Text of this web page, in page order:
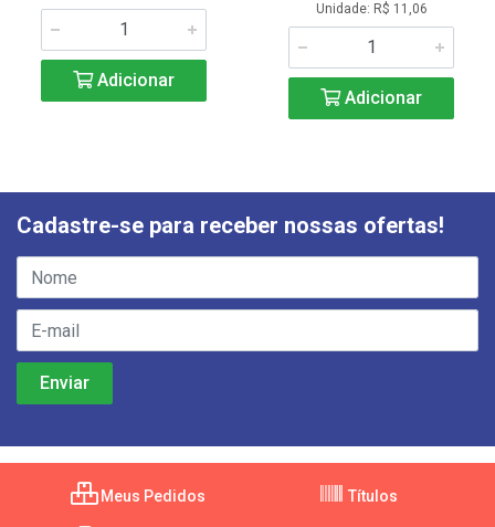
Adicionar
Unidade: R$ 11,06
Adicionar
Cadastre-se para receber nossas ofertas!
Meus Pedidos Títulos